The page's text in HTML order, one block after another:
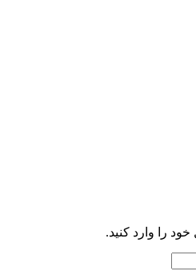
را وارد کنید.